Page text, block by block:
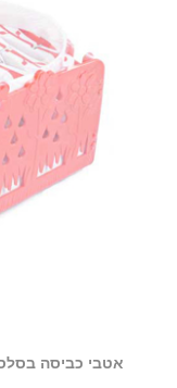
אטבי כביסה בסלסלה